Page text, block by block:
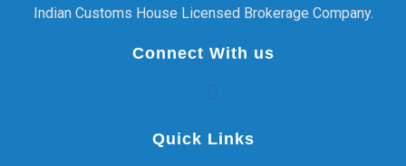
Indian Customs House Licensed Brokerage Company.
Connect With us
Quick Links